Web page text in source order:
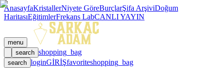
AnasayfaKristallerNiyete GöreBurçlarŞifa ArşiviDoğum
HaritasıEğitimlerFrekans LabCANLI YAYIN
menu
search shopping_bag
search loginGİRİŞfavoriteshopping_bag